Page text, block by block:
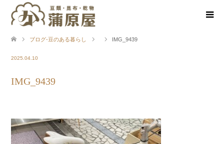
ブログ-豆のある暮らし IMG_9439
2025.04.10
IMG_9439